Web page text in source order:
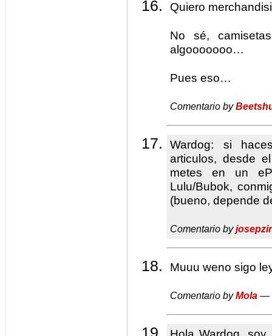
Quiero
No sé,
algooooooo…
Pues eso…
Comentario by
Wardog: si
articulos, desde
metes en un
Lulu/Bubok,
(bueno, depende
Comentario by
Muuu weno sigo
Comentario byMola —